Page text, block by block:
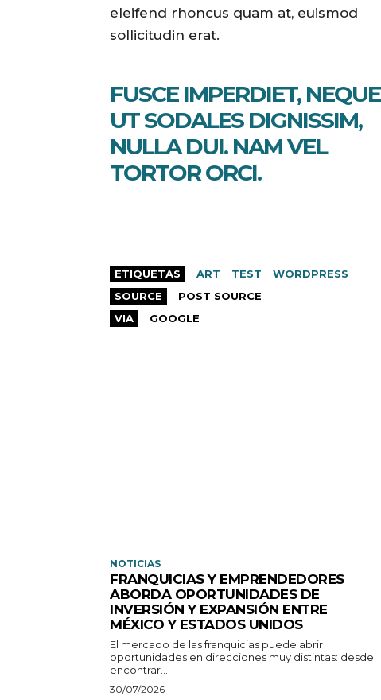
eleifend rhoncus quam at, euismod
sollicitudin erat.
FUSCE IMPERDIET, NEQUE
UT SODALES DIGNISSIM,
NULLA DUI. NAM VEL
TORTOR ORCI.
ETIQUETAS ART TEST
WORDPRESS
SOURCE
POST SOURCE
VIA
GOOGLE
NOTICIAS
FRANQUICIAS Y EMPRENDEDORES
ABORDA OPORTUNIDADES DE
INVERSIÓN Y EXPANSIÓN ENTRE
MÉXICO Y ESTADOS UNIDOS
El mercado de las franquicias puede abrir
oportunidades en direcciones muy distintas: desde
encontrar...
30/07/2026